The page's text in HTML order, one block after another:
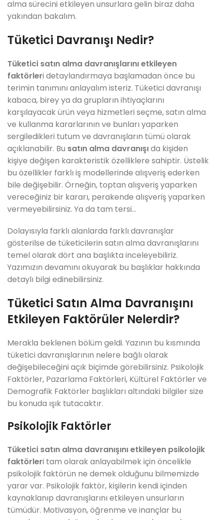
alma sürecini etkileyen unsurlara gelin biraz daha
yakından bakalım.
Tüketici Davranışı Nedir?
Tüketici satın alma davranışlarını etkileyen
faktörleri detaylandırmaya başlamadan önce bu
terimin tanımını anlayalım isteriz. Tüketici davranışı
kabaca, birey ya da grupların ihtiyaçlarını
karşılayacak ürün veya hizmetleri seçme, satın alma
ve kullanma kararlarının ve bunları yaparken
sergiledikleri tutum ve davranışların tümü olarak
açıklanabilir. Bu satın alma davranışıda kişiden
kişiye değişen karakteristik özelliklere sahiptir. Üstelik
bu özellikler farklı iş modellerinde alışveriş ederken
bile değişebilir. Örneğin, toptan alışveriş yaparken
vereceğiniz bir kararı, perakende alışveriş yaparken
vermeyebilirsiniz. Ya da tam tersi…
Dolayısıyla farklı alanlarda farklı davranışlar
gösterilse de tüketicilerin satın alma davranışlarını
temel olarak dört ana başlıkta inceleyebiliriz.
Yazımızın devamını okuyarak bu başlıklar hakkında
detaylı bilgi edinebilirsiniz.
Tüketici Satın Alma Davranışını
Etkileyen Faktörüler Nelerdir?
Merakla beklenen bölüm geldi. Yazının bu kısmında
tüketici davranışlarının nelere bağlı olarak
değişebileceğini açık biçimde görebilirsiniz. Psikolojik
Faktörler, Pazarlama Faktörleri, Kültürel Faktörler ve
Demografik Faktörler başlıkları altındaki bilgiler size
bu konuda ışık tutacaktır.
Psikolojik Faktörler
Tüketici satın alma davranışını etkileyen psikolojik
faktörleri tam olarak anlayabilmek için öncelikle
psikolojik faktörün ne demek olduğunu bilmemizde
yarar var. Psikolojik faktör, kişilerin kendi içinden
kaynaklanıp davranışlarını etkileyen unsurların
tümüdür. Motivasyon, öğrenme ve inançlar bu